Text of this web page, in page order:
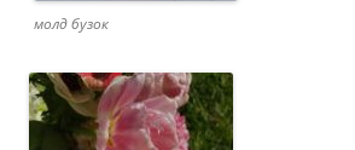
молд бузок